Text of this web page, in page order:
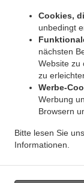
Cookies,
unbedingt
nächsten
Website zu
zu
Werbe-
Werbung
Browsern
Bitte lesen Sie
Informationen.
Essen Lieferservice
Vöckenberg . North
Essen Lieferservice Witten
North Indian Essen
Bochum Bochum Ost .
Indian Essen
North Indian Essen
Essen Lieferservice
. Essen zum mitnehmen